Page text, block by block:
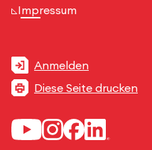
Impressum
Anmelden
Diese Seite drucken